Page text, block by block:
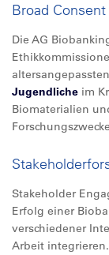
Broad
Die AG
altersangepassten
Jugendliche im
Biomaterialien
Stakeholder
Erfolg einer
verschiedener
Arbeit